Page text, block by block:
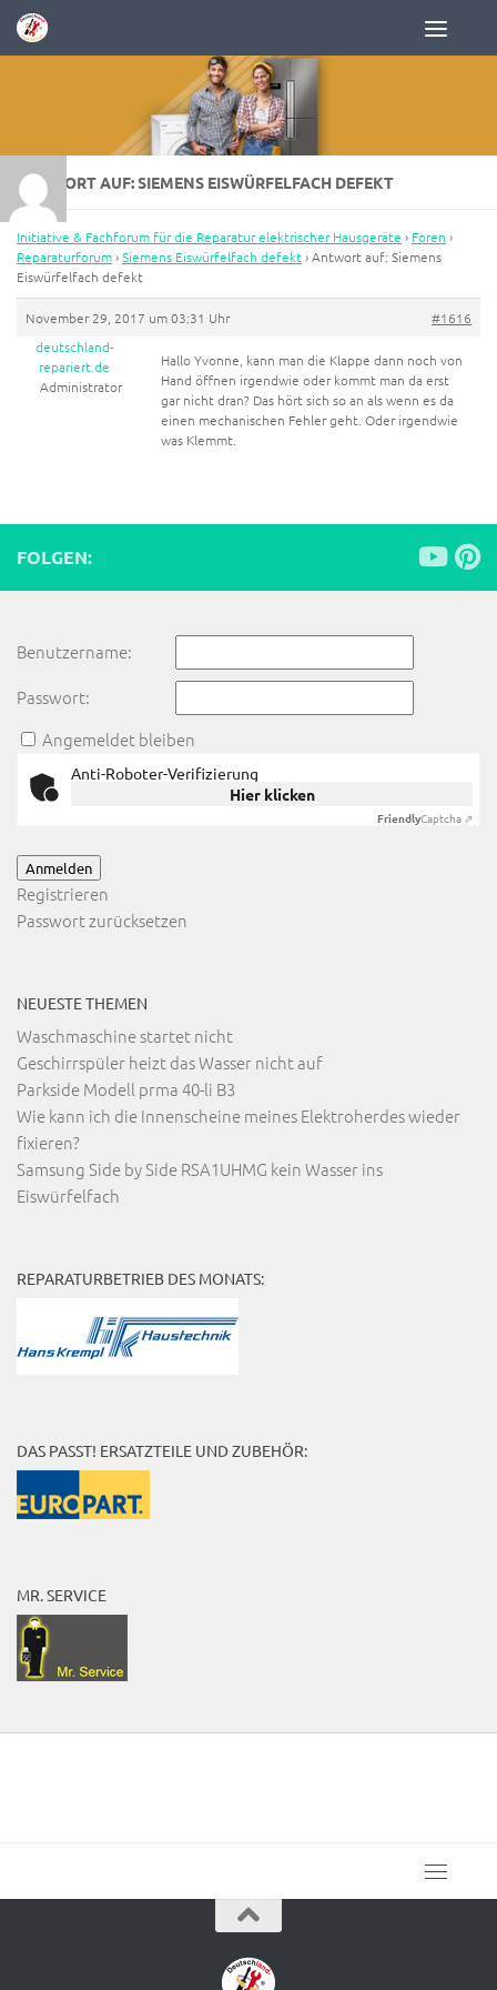
Zum Inhalt springen
ANTWORT AUF: SIEMENS EISWÜRFELFACH DEFEKT
Initiative & Fachforum für die Reparatur elektrischer Hausgeräte › Foren ›
Reparaturforum›Siemens Eiswürfelfach defekt›Antwort auf: Siemens
Eiswürfelfach defekt
November 29, 2017 um 03:31 Uhr
#1616
deutschland-
repariert.de
Administrator
Hallo Yvonne, kann man die Klappe dann noch von
Hand öffnen irgendwie oder kommt man da erst
gar nicht dran? Das hört sich so an als wenn es da
einen mechanischen Fehler geht. Oder irgendwie
was Klemmt.
FOLGEN:
Benutzername:
Passwort:
Angemeldet bleiben
Anti-Roboter-Verifizierung
Hier klicken
FriendlyCaptcha ⇗
Anmelden
Registrieren
Passwort zurücksetzen
NEUESTE THEMEN
Waschmaschine startet nicht
Geschirrspüler heizt das Wasser nicht auf
Parkside Modell prma 40-li B3
Wie kann ich die Innenscheine meines Elektroherdes wieder
fixieren?
Samsung Side by Side RSA1UHMG kein Wasser ins
Eiswürfelfach
REPARATURBETRIEB DES MONATS:
DAS PASST! ERSATZTEILE UND ZUBEHÖR:
MR. SERVICE